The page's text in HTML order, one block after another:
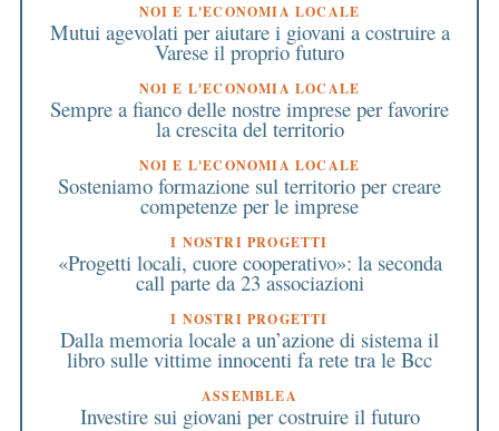
NOI E L'ECONOMIA LOCALE
Mutui agevolati per aiutare i giovani a costruire a
Varese il proprio futuro
NOI E L'ECONOMIA LOCALE
Sempre a fianco delle nostre imprese per favorire
la crescita del territorio
NOI E L'ECONOMIA LOCALE
Sosteniamo formazione sul territorio per creare
competenze per le imprese
I NOSTRI PROGETTI
«Progetti locali, cuore cooperativo»: la seconda
call parte da 23 associazioni
I NOSTRI PROGETTI
Dalla memoria locale a un’azione di sistema il
libro sulle vittime innocenti fa rete tra le Bcc
ASSEMBLEA
Investire sui giovani per costruire il futuro